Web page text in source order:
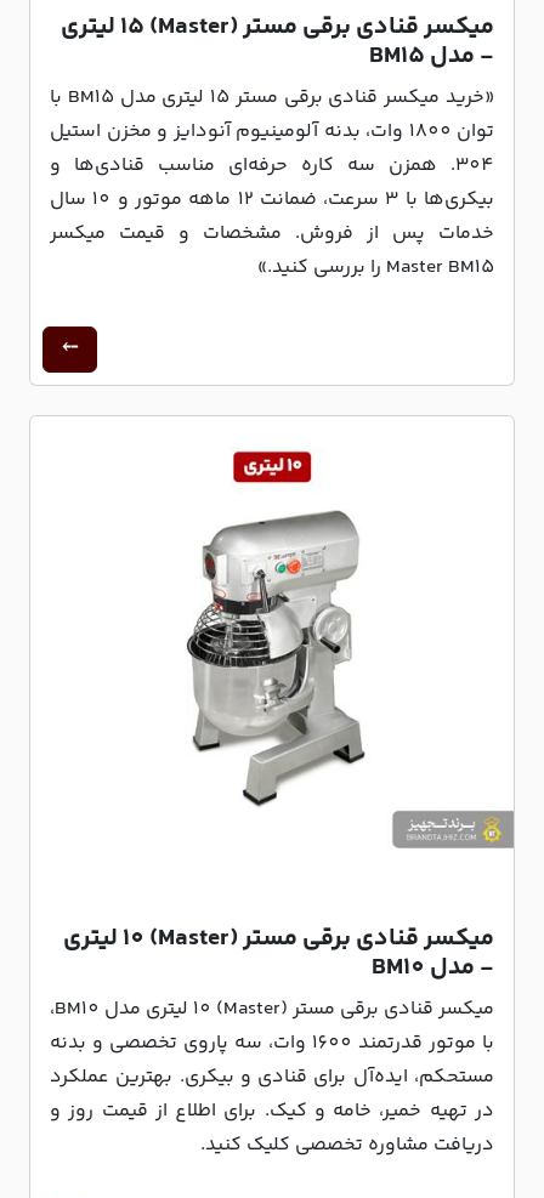
میکسر قنادی برقی مستر (Master) 15 لیتری
- مدل BM15
«خرید میکسر قنادی برقی مستر 15 لیتری مدل BM15 با
توان 1800 وات، بدنه آلومینیوم آنودایز و مخزن استیل
304. همزن سه کاره حرفه‌ای مناسب قنادی‌ها و
بیکری‌ها با 3 سرعت، ضمانت 12 ماهه موتور و 10 سال
خدمات پس از فروش. مشخصات و قیمت میکسر
Master BM15 را بررسی کنید.»
میکسر قنادی برقی مستر (Master) 10 لیتری
- مدل BM10
میکسر قنادی برقی مستر (Master) 10 لیتری مدل BM10،
با موتور قدرتمند 1600 وات، سه پاروی تخصصی و بدنه
مستحکم، ایده‌آل برای قنادی و بیکری. بهترین عملکرد
در تهیه خمیر، خامه و کیک. برای اطلاع از قیمت روز و
دریافت مشاوره تخصصی کلیک کنید.